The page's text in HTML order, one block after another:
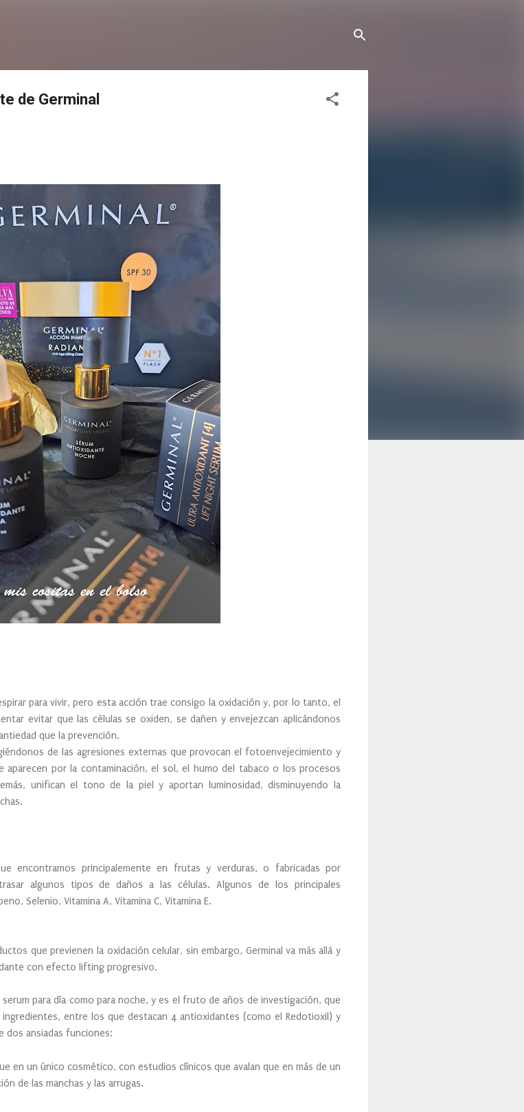
de Germinal
para vivir, pero esta acción trae consigo la oxidación y, por lo tanto, el
evitar que las células se oxiden, se dañen y envejezcan aplicándonos
que la prevención.
de las agresiones externas que provocan el fotoenvejecimiento y
aparecen por la contaminación, el sol, el humo del tabaco o los procesos
unifican el tono de la piel y aportan luminosidad, disminuyendo la
encontramos principalemente en frutas y verduras, o fabricadas por
algunos tipos de daños a las células. Algunos de los principales
Selenio, Vitamina A, Vitamina C, Vitamina E.
que previenen la oxidación celular, sin embargo, Germinal va más allá y
con efecto lifting progresivo.
para día como para noche, y es el fruto de años de investigación, que
entre los que destacan 4 antioxidantes (como el Redotioxil) y
dos ansiadas funciones:
en un único cosmético, con estudios clínicos que avalan que en más de un
de las manchas y las arrugas.